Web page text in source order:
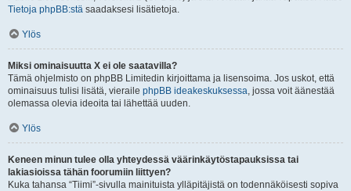
Tietoja phpBB:stä saadaksesi lisätietoja.
Ylös
Miksi ominaisuutta X ei ole saatavilla?
Tämä ohjelmisto on phpBB Limitedin kirjoittama ja lisensoima. Jos uskot, että
ominaisuus tulisi lisätä, vieraile phpBB ideakeskuksessa, jossa voit äänestää
olemassa olevia ideoita tai lähettää uuden.
Ylös
Keneen minun tulee olla yhteydessä väärinkäytöstapauksissa tai
lakiasioissa tähän foorumiin liittyen?
Kuka tahansa “Tiimi”-sivulla mainituista ylläpitäjistä on todennäköisesti sopiva